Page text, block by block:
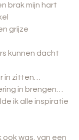
brak mijn hart
grijze
kunnen dacht
in zitten…
in brengen…
ik alle inspiratie
was, van een